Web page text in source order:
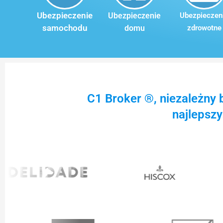
Ubezpieczenie
samochodu
Ubezpieczenie
domu
zdrowotne
C1 Broker ®, niezależny